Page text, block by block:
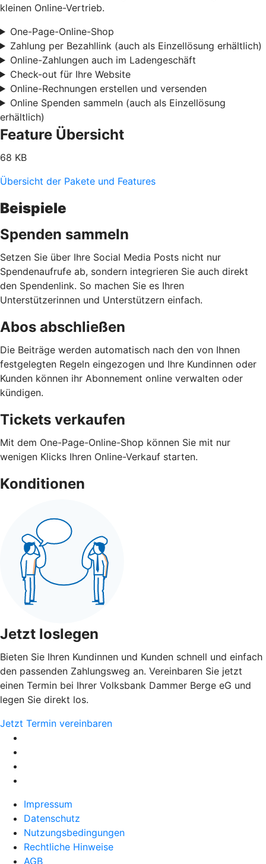
kleinen Online-Vertrieb.
One-Page-Online-Shop
Zahlung per Bezahllink (auch als Einzellösung erhältlich)
Online-Zahlungen auch im Ladengeschäft
Check-out für Ihre Website
Online-Rechnungen erstellen und versenden
Online Spenden sammeln (auch als Einzellösung
erhältlich)
Feature Übersicht
68 KB
Übersicht der Pakete und Features
Beispiele
Spenden sammeln
Setzen Sie über Ihre Social Media Posts nicht nur
Spendenaufrufe ab, sondern integrieren Sie auch direkt
den Spendenlink. So machen Sie es Ihren
Unterstützerinnen und Unterstützern einfach.
Abos abschließen
Die Beiträge werden automatisch nach den von Ihnen
festgelegten Regeln eingezogen und Ihre Kundinnen oder
Kunden können ihr Abonnement online verwalten oder
kündigen.
Tickets verkaufen
Mit dem One-Page-Online-Shop können Sie mit nur
wenigen Klicks Ihren Online-Verkauf starten.
Konditionen
Jetzt loslegen
Bieten Sie Ihren Kundinnen und Kunden schnell und einfach
den passenden Zahlungsweg an. Vereinbaren Sie jetzt
einen Termin bei Ihrer Volksbank Dammer Berge eG und
legen Sie direkt los.
Jetzt Termin vereinbaren
Impressum
Datenschutz
Nutzungsbedingungen
Rechtliche Hinweise
AGB